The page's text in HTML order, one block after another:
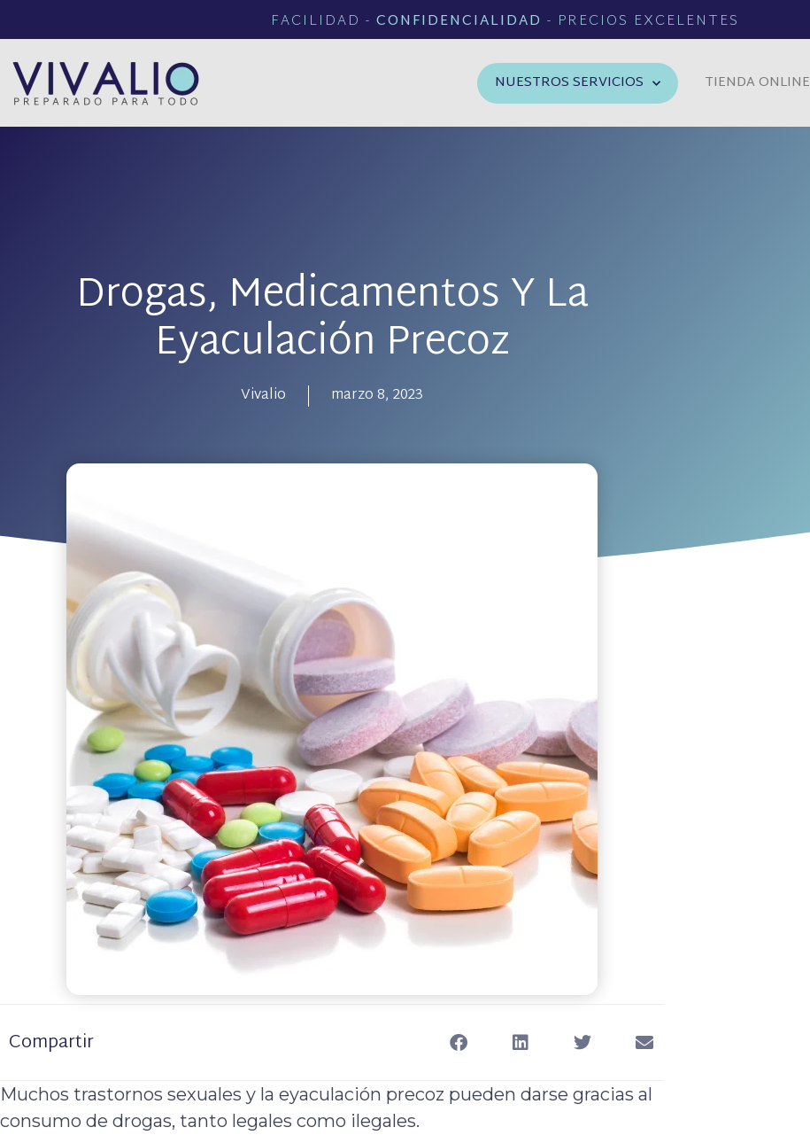
FACILIDAD - CONFIDENCIALIDAD - PRECIOS EXCELENTES
NUESTROS SERVICIOS TIENDA ONLINE
Drogas, Medicamentos Y La
Eyaculación Precoz
Vivalio marzo 8, 2023
Compartir
Muchos trastornos sexuales y la eyaculación precoz pueden darse gracias al
consumo de drogas, tanto legales como ilegales.